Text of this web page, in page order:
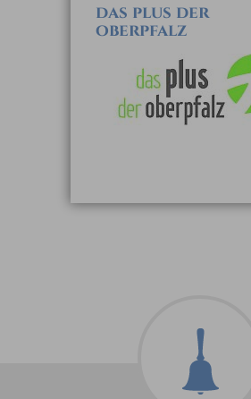
das plus der
oberpfalz